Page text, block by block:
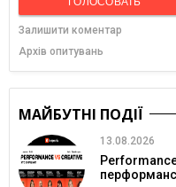
Залишити коментар
Архів опитувань
МАЙБУТНІ ПОДІЇ
13.08.2026